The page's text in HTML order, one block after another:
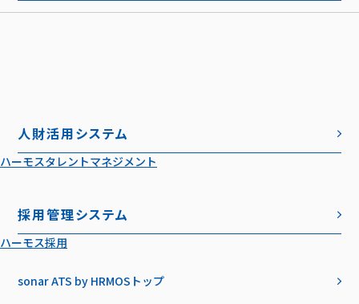
人財活用システム
ハーモスタレントマネジメント
採用管理システム
ハーモス採用
sonar ATS by HRMOS トップ